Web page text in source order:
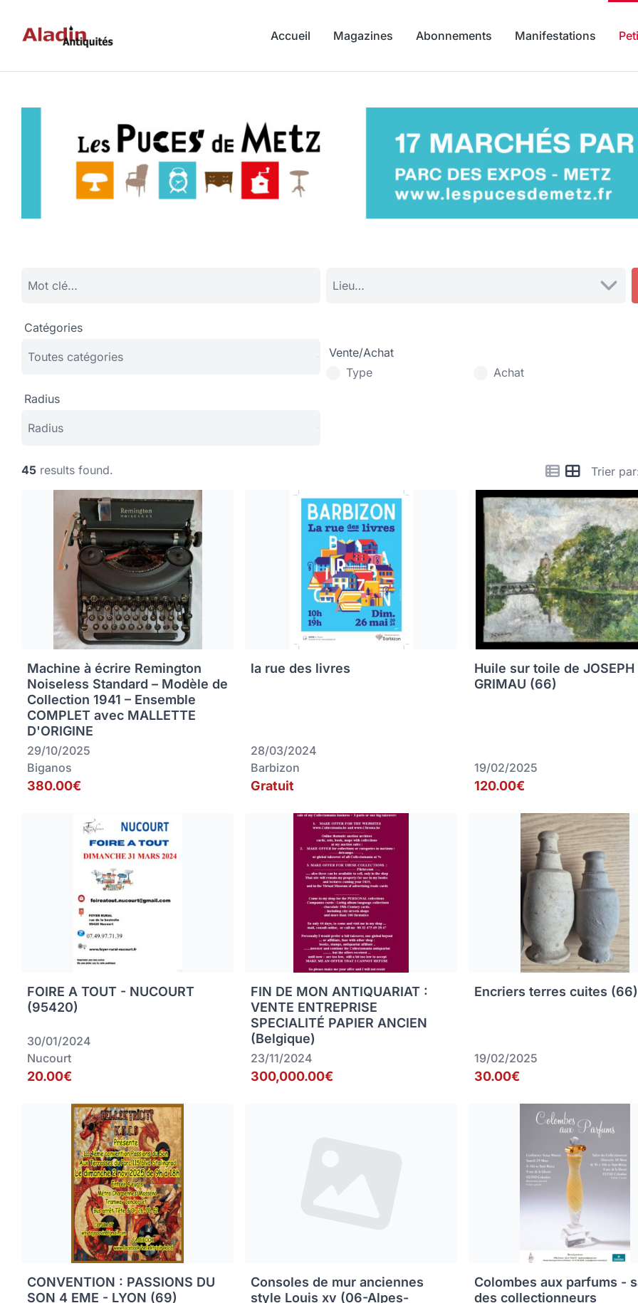
Accueil Magazines Abonnements Manifestations
Catégories
Vente/Achat
Type
Achat
Radius
Trier
45 results found.
Machine à écrire Remington
Noiseless Standard – Modèle de
Collection 1941 – Ensemble
COMPLET avec MALLETTE
D'ORIGINE
29/10/2025
Biganos
380.00€
la rue des livres
28/03/2024
Barbizon
Gratuit
Huile sur toile de JOSEPH
GRIMAU (66)
19/02/2025
120.00€
FOIRE A TOUT - NUCOURT
(95420)
30/01/2024
Nucourt
20.00€
FIN DE MON ANTIQUARIAT :
VENTE ENTREPRISE
SPECIALITÉ PAPIER ANCIEN
(Belgique)
23/11/2024
300,000.00€
Encriers terres cuites (66)
19/02/2025
30.00€
CONVENTION : PASSIONS DU
SON 4 EME - LYON (69)
Consoles de mur anciennes
style Louis xv (06-Alpes-
Colombes aux parfums -
des collectionneurs